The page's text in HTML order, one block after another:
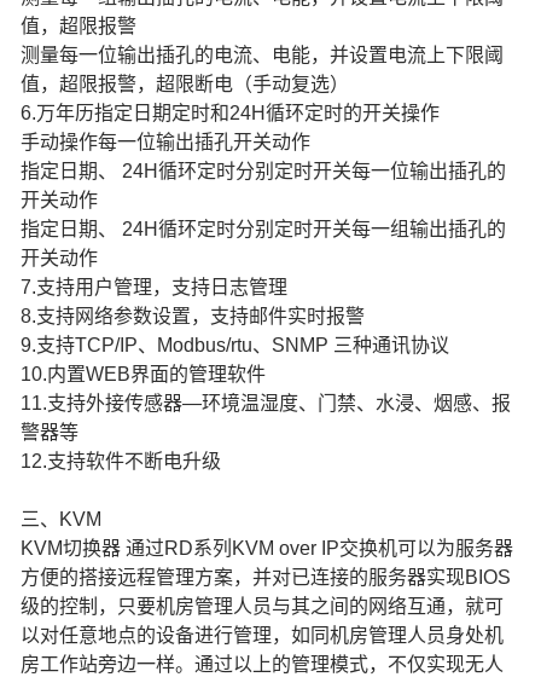
值，超限报警
测量每一位输出插孔的电流、电能，并设置电流上下限阈
值，超限报警，超限断电（手动复选）
6.万年历指定日期定时和24H循环定时的开关操作
手动操作每一位输出插孔开关动作
指定日期、 24H循环定时分别定时开关每一位输出插孔的
开关动作
指定日期、 24H循环定时分别定时开关每一组输出插孔的
开关动作
7.支持用户管理，支持日志管理
8.支持网络参数设置，支持邮件实时报警
9.支持TCP/IP、Modbus/rtu、SNMP 三种通讯协议
10.内置WEB界面的管理软件
11.支持外接传感器—环境温湿度、门禁、水浸、烟感、报
警器等
12.支持软件不断电升级
三、KVM
KVM切换器 通过RD系列KVM over IP交换机可以为服务器
方便的搭接远程管理方案，并对已连接的服务器实现BIOS
级的控制，只要机房管理人员与其之间的网络互通，就可
以对任意地点的设备进行管理，如同机房管理人员身处机
房工作站旁边一样。通过以上的管理模式，不仅实现无人